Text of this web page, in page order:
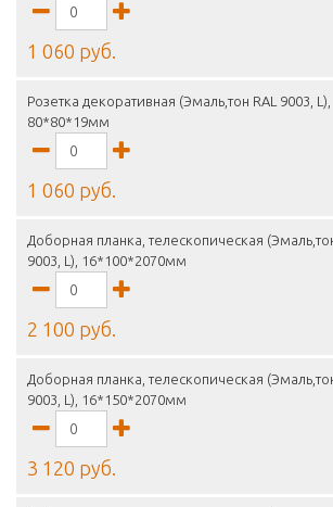
1 060 руб.
Розетка декоративная (Эмаль,тон RAL 9003, L),
80*80*19мм
1 060 руб.
Доборная планка, телескопическая (Эмаль,тон
9003, L), 16*100*2070мм
2 100 руб.
Доборная планка, телескопическая (Эмаль,тон
9003, L), 16*150*2070мм
3 120 руб.